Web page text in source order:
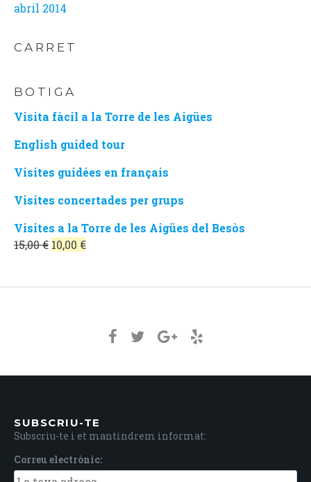
abril 2014
CARRET
BOTIGA
Visita fàcil a la Torre de les Aigües
English guided tour
Visites guidées en français
Visites concertades per grups
Visites a la Torre de les Aigües del Besòs
15,00€ El
10,00 €El
SUBSCRIU-TE
Subscriu-te i et mantindrem informat:
Correu electrònic: